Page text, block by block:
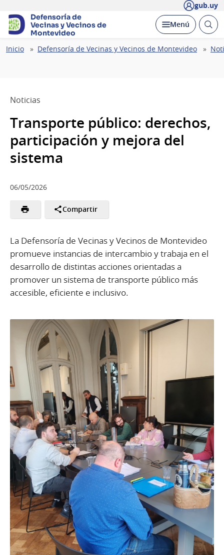
gub.uy
Defensoría de
Vecinas y Vecinosde
Montevideo
Desplegar
Menú Abrir
Ruta
Inicio Defensoría de Vecinas y Vecinos de Montevideo
Noticias
Transporte público: derechos,
participación y mejora del
sistema
06/05/2026
Compartir
La Defensoría de Vecinas y Vecinos de Montevideo
promueve instancias de intercambio y trabaja en el
desarrollo de distintas acciones orientadas a
promover un sistema de transporte público más
accesible, eficiente e inclusivo.